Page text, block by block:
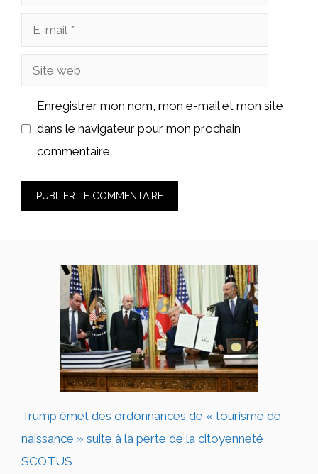
Site
Enregistrer mon nom, mon e-mail et mon site
dans le navigateur pour mon prochain
commentaire.
Trump émet des ordonnances de « tourisme de
naissance » suite à la perte de la citoyenneté
SCOTUS